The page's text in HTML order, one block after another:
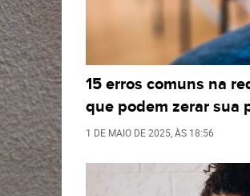
15 erros comuns na
que podem zerar sua
1 DE MAIO DE 2025 , ÀS 18:56